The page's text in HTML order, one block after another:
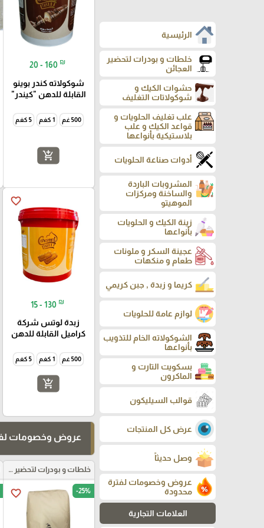
الرئيسية
خلطات و بودرات لتحضير
العجائن
حشوات الكيك و
شوكولاتات التغليف
علب تغليف الحلويات و
قواعد الكيك و علب
بلاستيكية بأنواعها
أدوات صناعة الحلويات
المشروبات الباردة
والساخنة ومركزات
الموهيتو
زينة الكيك و الحلويات
بأنواعها
عجينة السكر و ملونات
طعام و منكهات
كريما و زبدة , جبن كريمي
لوازم عامة للحلويات
الشوكولاته الخام للتذويب
بأنواعها
بسكويت التارت و
الماكرون
قوالب السيليكون
عرض كل المنتجات
وصل حديثاً
عروض وخصومات لفترة
محدودة
العلامات التجارية
20 - 160 ₪
شوكولاته كندر بوينو
القابلة للدهن "كيندر"
500 غم 1 كغم 5 كغم
add_shopping_cart
favorite_border
15 - 130 ₪
زبدة لوتس شركة
كراميل القابلة للدهن
500 غم 1 كغم 5 كغم
add_shopping_cart
عروض وخصومات
خلطات و بودرات لتحضير العجائن
favorite_border -25%